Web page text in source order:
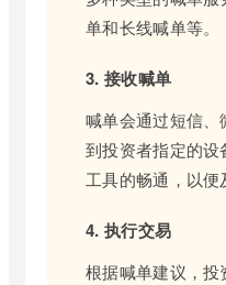
单和长线喊单等。
3. 接收喊单
喊单会通过短信、
到投资者指定的
工具的畅通，以便
4. 执行交易
根据喊单建议，投